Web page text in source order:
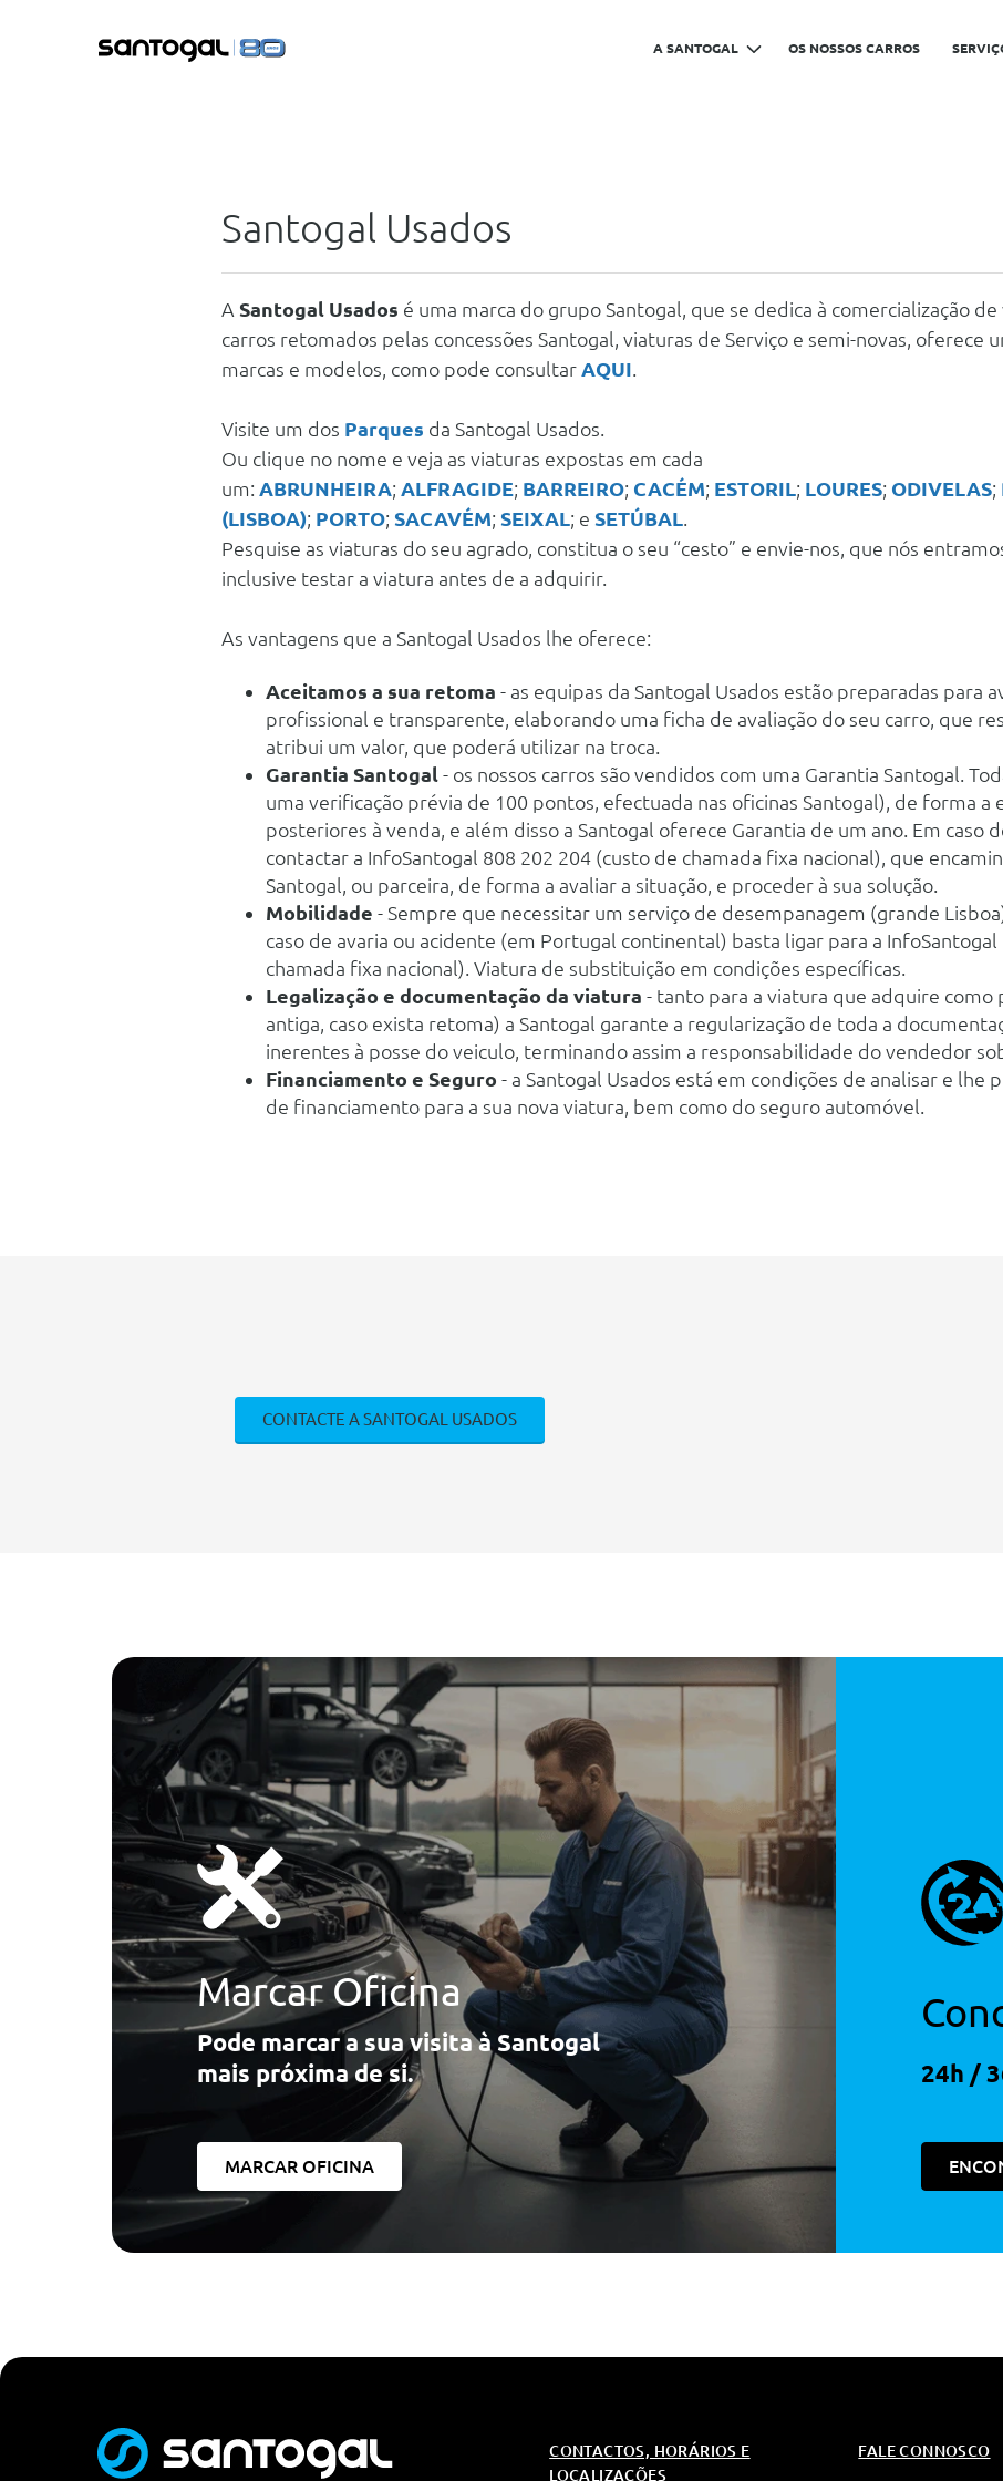
A SANTOGAL OS NOSSOS CARROS
Santogal Usados
A Santogal Usados é uma marca do grupo Santogal, que se dedica à comercialização
carros retomados pelas concessões Santogal, viaturas de Serviço e semi-novas, oferece
marcas e modelos, como pode consultar AQUI
Visite um dos Parques da Santogal Usados.
Ou clique no nome e veja as viaturas expostas em cada
um: ABRUNHEIRA; ALFRAGIDE; BARREIRO; CACÉM; ESTORIL ; LOURES; ODIVELAS;
(LISBOA); PORTO; SACAVÉM; SEIXAL ; e SETÚBAL
Pesquise as viaturas do seu agrado, constitua o seu “cesto” e envie-nos, que nós
inclusive testar a viatura antes de a adquirir.
As vantagens que a Santogal Usados lhe oferece:
Aceitamos a sua retoma - as equipas da Santogal Usados estão preparadas para
profissional e transparente, elaborando uma ficha de avaliação do seu carro, que
atribui um valor, que poderá utilizar na troca.
Garantia Santogal - os nossos carros são vendidos com uma Garantia Santogal.
uma verificação prévia de 100 pontos, efectuada nas oficinas Santogal), de forma a
posteriores à venda, e além disso a Santogal oferece Garantia de um ano. Em caso
contactar a InfoSantogal 808 202 204 (custo de chamada fixa nacional), que
Santogal, ou parceira, de forma a avaliar a situação, e proceder à sua solução.
Mobilidade - Sempre que necessitar um serviço de desempanagem (grande
caso de avaria ou acidente (em Portugal continental) basta ligar para a
chamada fixa nacional). Viatura de substituição em condições específicas.
Legalização e documentação da viatura - tanto para a viatura que adquire como
antiga, caso exista retoma) a Santogal garante a regularização de toda a
inerentes à posse do veiculo, terminando assim a responsabilidade do vendedor
Financiamento e Seguro - a Santogal Usados está em condições de analisar e lhe
de financiamento para a sua nova viatura, bem como do seguro automóvel.
CONTACTE A SANTOGAL USADOS
Marcar Oficina
Pode marcar a sua visita à Santogal
mais próxima de si.
MARCAR OFICINA
24h /
CONTACTOS, HORÁRIOS E
LOCALIZAÇÕES
FALE CONNOSCO